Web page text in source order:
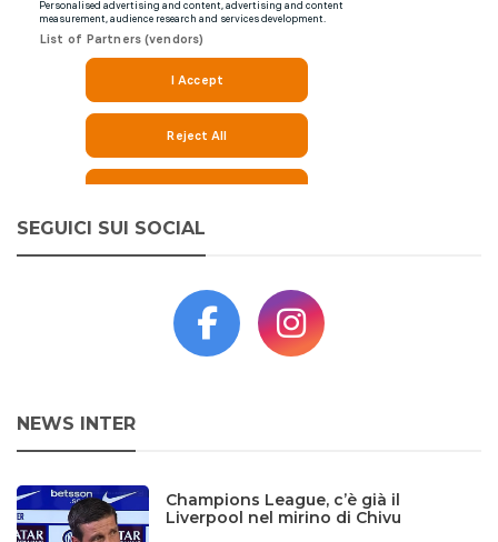
SEGUICI SUI SOCIAL
NEWS INTER
Champions League, c’è già il
Liverpool nel mirino di Chivu